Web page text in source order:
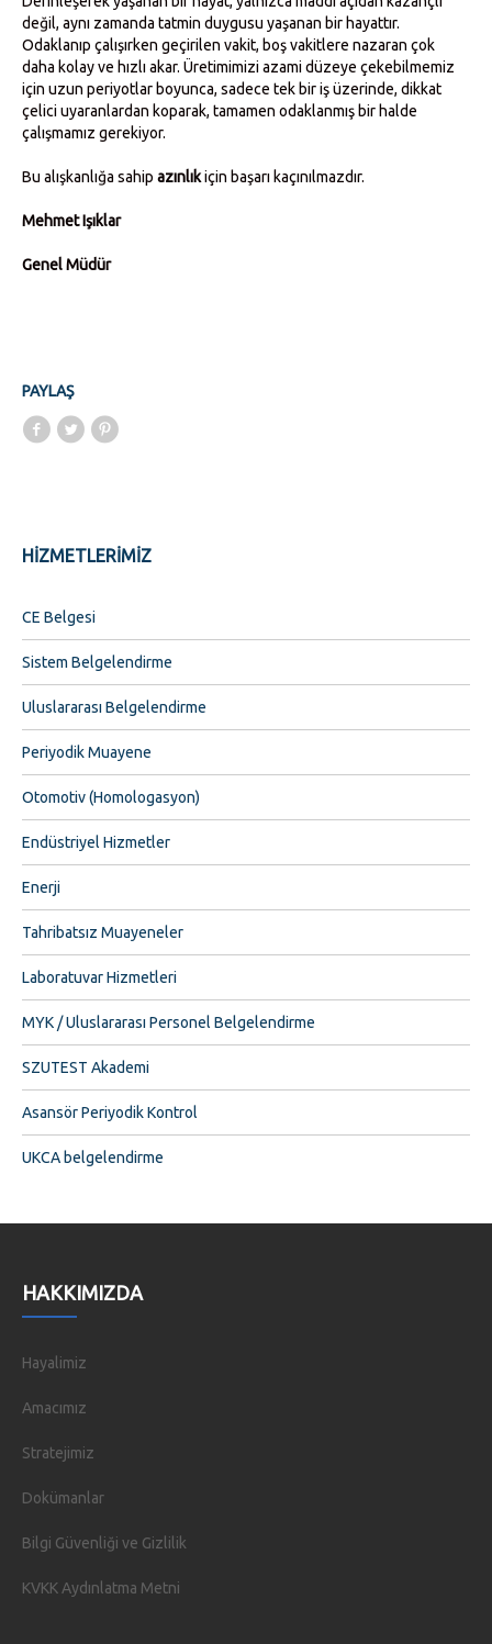
değil, aynı zamanda tatmin duygusu yaşanan bir hayattır.
Odaklanıp çalışırken geçirilen vakit, boş vakitlere nazaran çok
daha kolay ve hızlı akar. Üretimimizi azami düzeye çekebilmemiz
için uzun periyotlar boyunca, sadece tek bir iş üzerinde, dikkat
çelici uyaranlardan koparak, tamamen odaklanmış bir halde
çalışmamız gerekiyor.
Bu alışkanlığa sahipazınlıkiçin başarı kaçınılmazdır.
Mehmet Işıklar
Genel Müdür
PAYLAŞ
HİZMETLERİMİZ
CE Belgesi
Sistem Belgelendirme
Uluslararası Belgelendirme
Periyodik Muayene
Otomotiv (Homologasyon)
Endüstriyel Hizmetler
Enerji
Tahribatsız Muayeneler
Laboratuvar Hizmetleri
MYK / Uluslararası Personel Belgelendirme
SZUTEST Akademi
Asansör Periyodik Kontrol
UKCA belgelendirme
HAKKIMIZDA
Hayalimiz
Amacımız
Stratejimiz
Dokümanlar
Bilgi Güvenliği ve Gizlilik
KVKK Aydınlatma Metni